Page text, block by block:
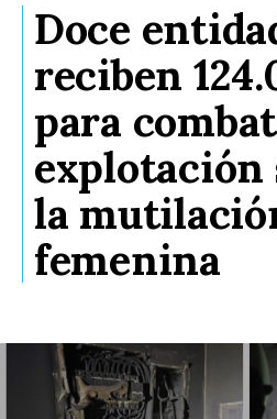
Doce
reciben
para
explotación
la
femenina